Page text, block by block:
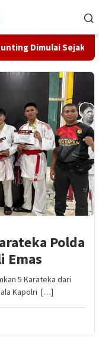
Dimulai Sejak Pra
Polda
Emas
5 Karateka dari
Kapolri […]